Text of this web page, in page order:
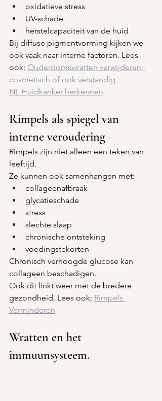
oxidatieve stress
UV-schade
herstelcapaciteit van de huid
Bij diffuse pigmentvorming kijken we
ook vaak naar interne factoren. Lees
ook; Ouderdomswratten verwijderen;
cosmetisch of ook verstandig
NL Huidkanker herkennen
Rimpels als spiegel van
interne veroudering
Rimpels zijn niet alleen een teken van
leeftijd.
Ze kunnen ook samenhangen met:
collageenafbraak
glycatieschade
stress
slechte slaap
chronische ontsteking
voedingstekorten
Chronisch verhoogde glucose kan
collageen beschadigen.
Ook dit linkt weer met de bredere
gezondheid. Lees ook; Rimpels
Verminderen
Wratten en het
immuunsysteem.